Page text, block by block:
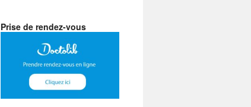
Prise de rendez-vous